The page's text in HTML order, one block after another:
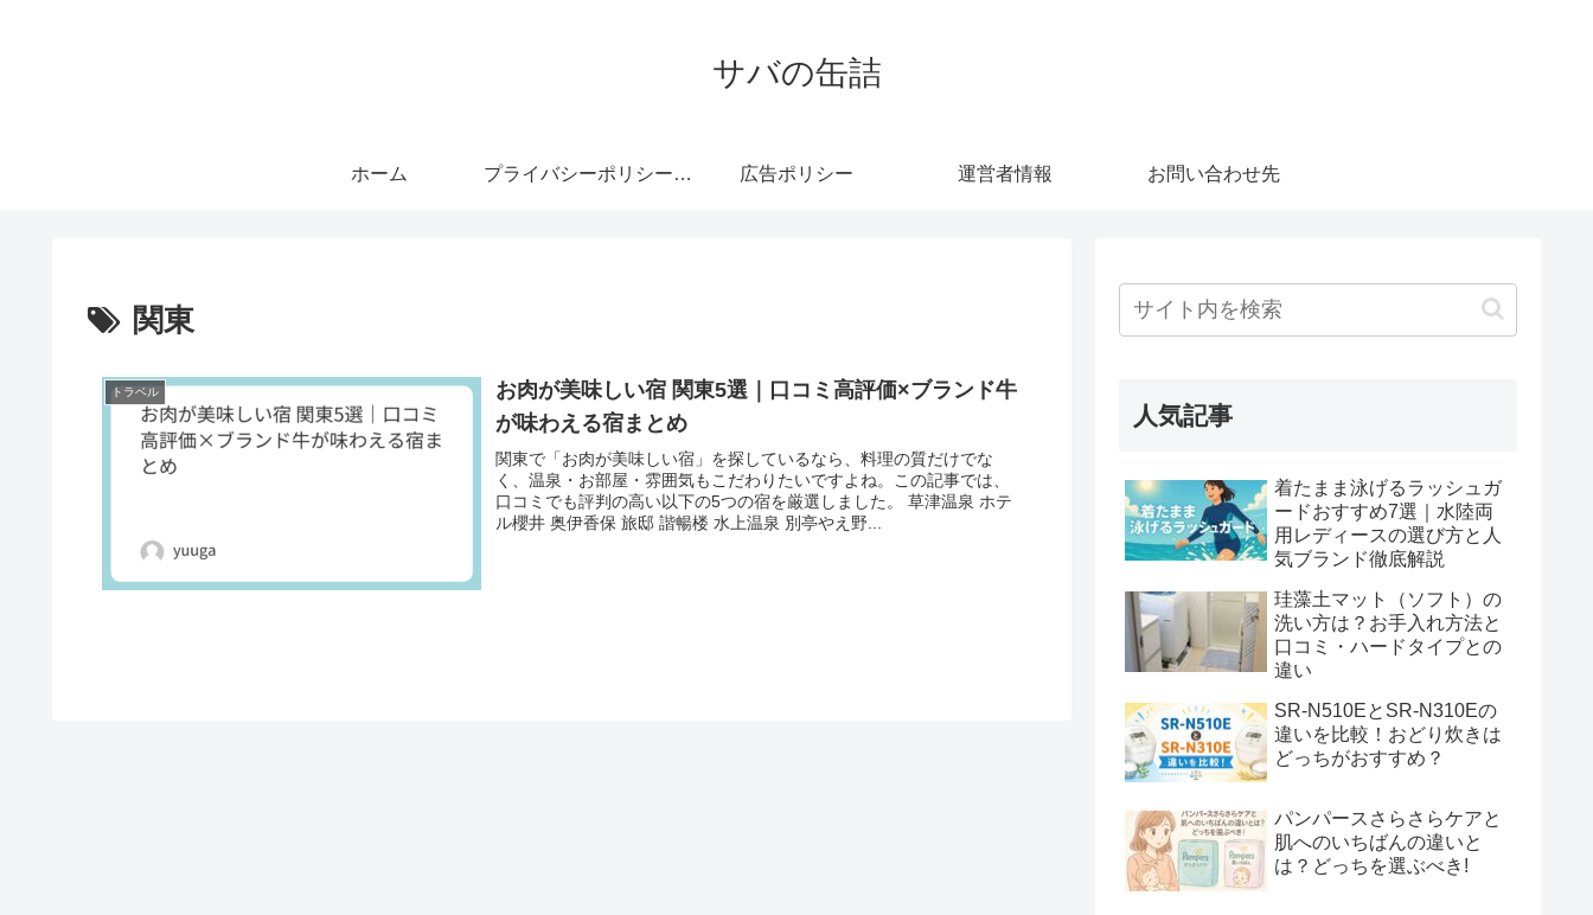
サバの缶詰
ホーム プライバシーポリシー・免責事項 広告ポリシー 運営者情報 お問い合わせ先
関東
トラベル
お肉が美味しい宿 関東5選｜口コミ高評価×ブランド牛
が味わえる宿まとめ
関東で「お肉が美味しい宿」を探しているなら、料理の質だけでな
く、温泉・お部屋・雰囲気もこだわりたいですよね。この記事では、
口コミでも評判の高い以下の5つの宿を厳選しました。 草津温泉 ホテ
ル櫻井 奥伊香保 旅邸 諧暢楼 水上温泉 別亭やえ野...
人気記事
着たまま泳げるラッシュガ
ードおすすめ7選｜水陸両
用レディースの選び方と人
気ブランド徹底解説
珪藻土マット（ソフト）の
洗い方は？お手入れ方法と
口コミ・ハードタイプとの
違い
SR-N510EとSR-N310Eの
違いを比較！おどり炊きは
どっちがおすすめ？
パンパースさらさらケアと
肌へのいちばんの違いと
は？どっちを選ぶべき!